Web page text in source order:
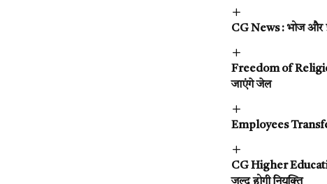
CG News : भोज और
Freedom of
जाएंगे जेल
Employees
CG Higher
जल्द होगी नियुक्ति